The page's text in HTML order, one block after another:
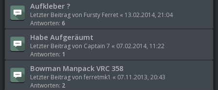
Aufkleber ?
Letzter Beitrag von Fursty Ferret « 13.02.2014, 21:04
Antworten: 6
Habe Aufgeräumt
Letzter Beitrag von Captain 7 « 07.02.2014, 11:22
Antworten: 1
Bowman Manpack VRC 358
Letzter Beitrag von ferretmk1 « 07.11.2013, 20:43
Antworten: 2